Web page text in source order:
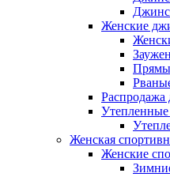
Женские
Женская
Женские